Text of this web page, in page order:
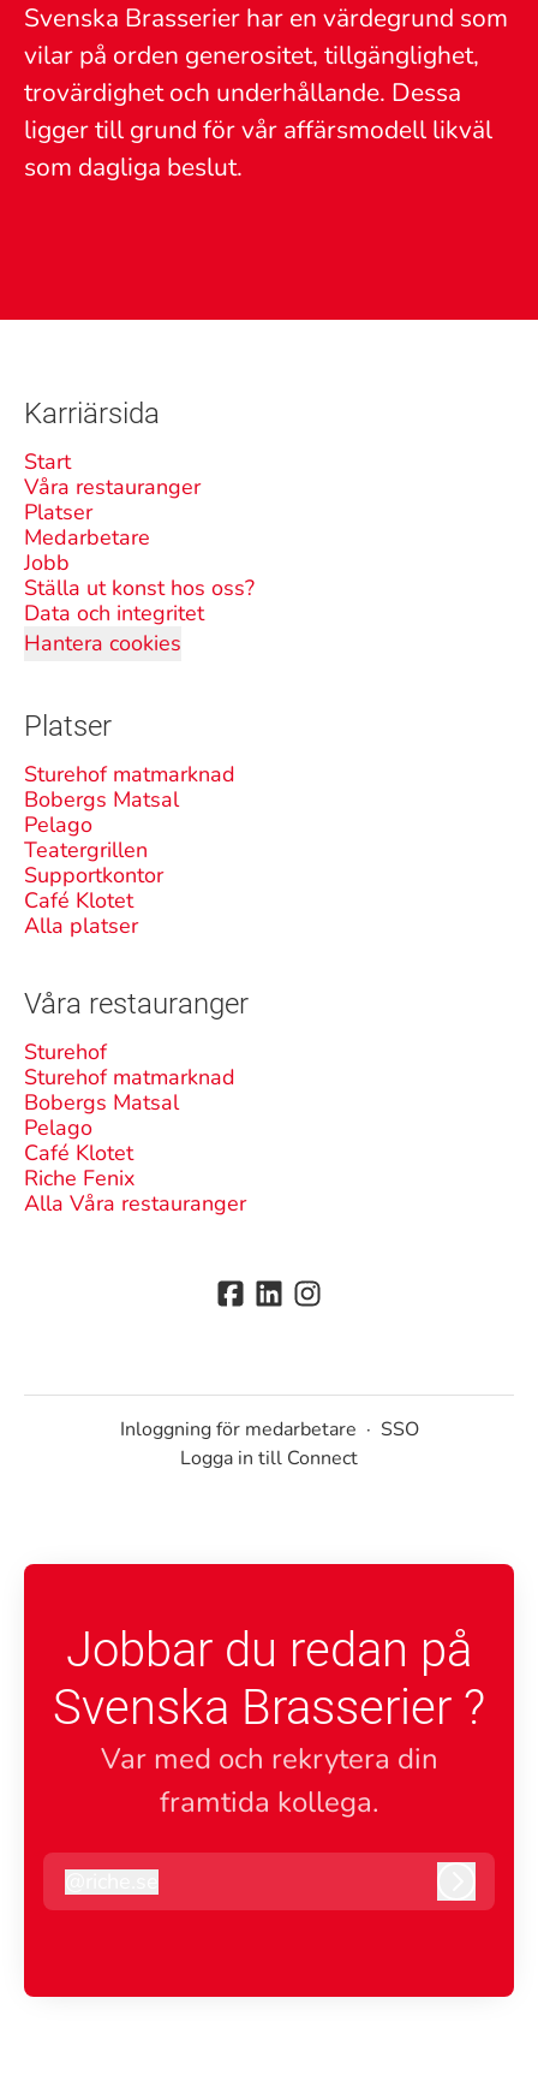
Svenska Brasserier har en värdegrund som
vilar på orden generositet, tillgänglighet,
trovärdighet och underhållande. Dessa
ligger till grund för vår affärsmodell likväl
som dagliga beslut.
Karriärsida
Start
Våra restauranger
Platser
Medarbetare
Jobb
Ställa ut konst hos oss?
Data och integritet
Hantera cookies
Platser
Sturehof matmarknad
Bobergs Matsal
Pelago
Teatergrillen
Supportkontor
Café Klotet
Alla platser
Våra restauranger
Sturehof
Sturehof matmarknad
Bobergs Matsal
Pelago
Café Klotet
Riche Fenix
Alla Våra restauranger
Inloggning för medarbetare · SSO
Logga in till Connect
Jobbar du redan på
Svenska Brasserier ?
Var med och rekrytera din
framtida kollega.
riche.se